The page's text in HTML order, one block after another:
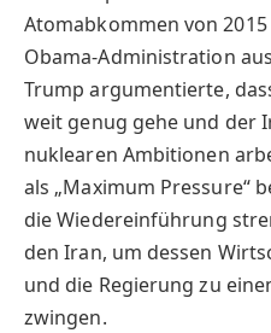
Atomabkommen von 2015
Obama-Administration
Trump argumentierte,
weit genug gehe und der
nuklearen Ambitionen
als „Maximum Pressure“
die Wiedereinführung
den Iran, um dessen
und die Regierung zu
zwingen.